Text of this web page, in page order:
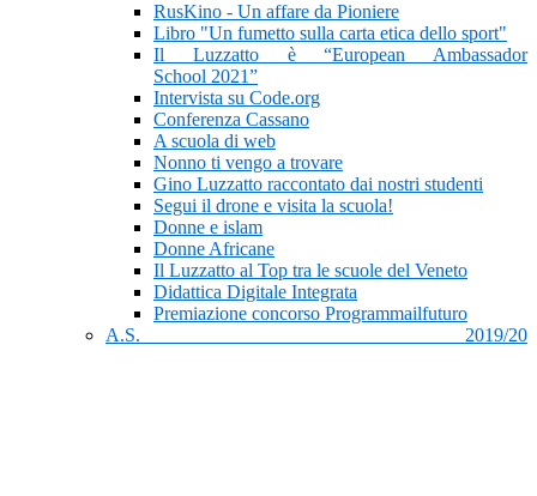
RusKino - Un affare da Pioniere
Libro "Un fumetto sulla carta etica dello sport"
Il Luzzatto è “European Ambassador
School 2021”
Intervista su Code.org
Conferenza Cassano
A scuola di web
Nonno ti vengo a trovare
Gino Luzzatto raccontato dai nostri studenti
Segui il drone e visita la scuola!
Donne e islam
Donne Africane
Il Luzzatto al Top tra le scuole del Veneto
Didattica Digitale Integrata
Premiazione concorso Programmailfuturo
A.S. 2019/20